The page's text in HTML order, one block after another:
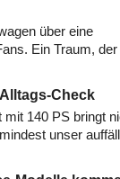
über eine
Ein Traum,
Check
140 PS bringt
unser